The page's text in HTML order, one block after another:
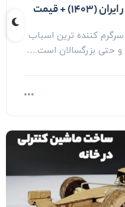
کننده ترین اسباب
و حتی بزرگسالان است.…